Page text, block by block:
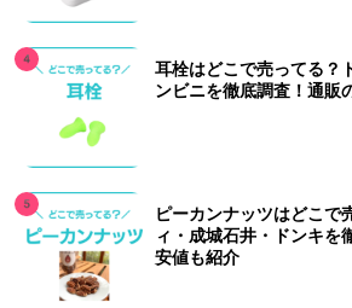
耳栓はどこで売ってる？
ンビニを徹底調査！通販
ピーカンナッツはどこで
ィ・成城石井・ドンキを
安値も紹介